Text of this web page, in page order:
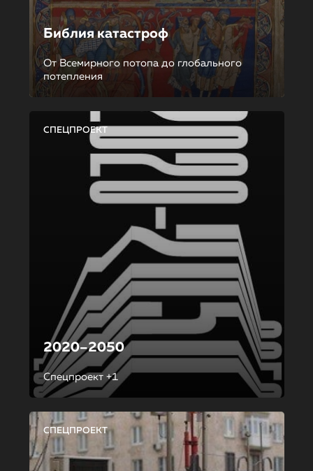
Библия катастроф
От Всемирного потопа до глобального
потепления
СПЕЦПРОЕКТ
2020–2050
Спецпроект +1
СПЕЦПРОЕКТ